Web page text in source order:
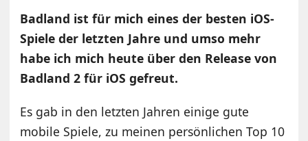
Badland ist für mich eines der besten iOS-
Spiele der letzten Jahre und umso mehr
habe ich mich heute über den Release von
Badland 2 für iOS gefreut.
Es gab in den letzten Jahren einige gute
mobile Spiele, zu meinen persönlichen Top 10